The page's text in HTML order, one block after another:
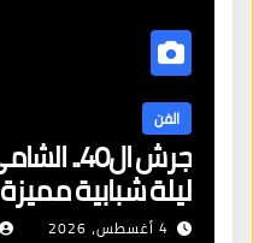
الفن
جرش
ليلة شبابية مميزة
4 أغسطس، 2026